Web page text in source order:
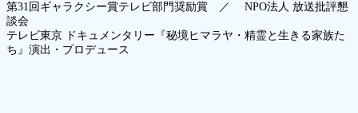
第31回ギャラクシー賞テレビ部門奨励賞 ／ NPO法人 放送批評懇
談会
テレビ東京 ドキュメンタリー『秘境ヒマラヤ・精霊と生きる家族た
ち』演出・プロデュース